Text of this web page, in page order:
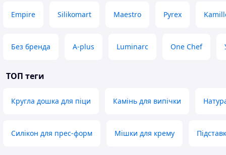
Empire Silikomart Maestro Pyrex
Без бренда A-plus Luminarc One Chef
ТОП теги
Кругла дошка для піци Камінь для випічки
Силікон для прес-форм Мішки для крему